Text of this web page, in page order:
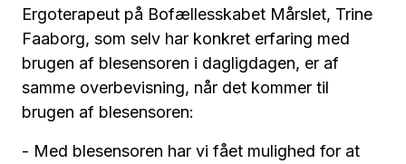
Ergoterapeut på Bofællesskabet Mårslet, Trine
Faaborg, som selv har konkret erfaring med
brugen af blesensoren i dagligdagen, er af
samme overbevisning, når det kommer til
brugen af blesensoren:
- Med blesensoren har vi fået mulighed for at